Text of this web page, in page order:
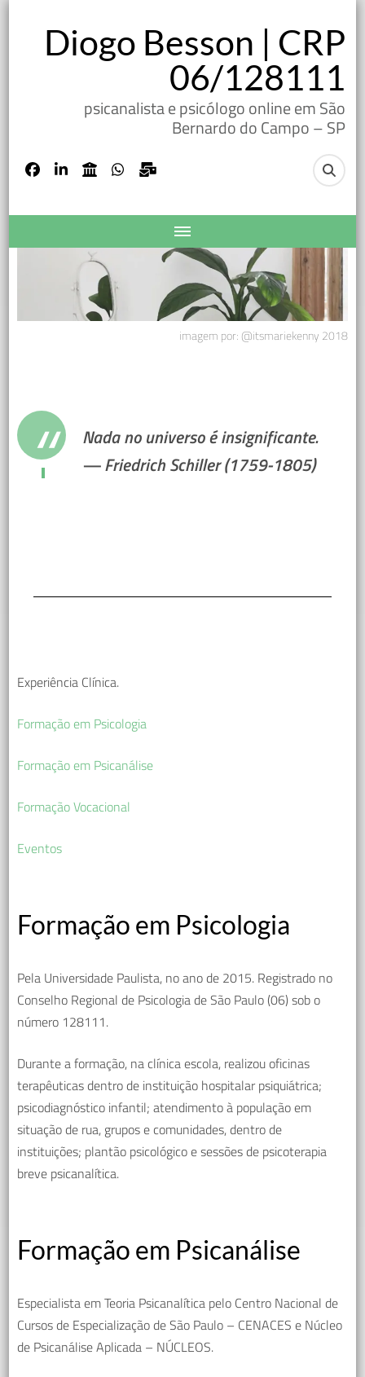
Diogo Besson | CRP
06/128111
psicanalista e psicólogo online em São
Bernardo do Campo – SP
imagem por: @itsmariekenny 2018
Nada no universo é insignificante.
— Friedrich Schiller (1759-1805)
Experiência Clínica.
Formação em Psicologia
Formação em Psicanálise
Formação Vocacional
Eventos
Formação em Psicologia
Pela Universidade Paulista, no ano de 2015. Registrado no
Conselho Regional de Psicologia de São Paulo (06) sob o
número 128111.
Durante a formação, na clínica escola, realizou oficinas
terapêuticas dentro de instituição hospitalar psiquiátrica;
psicodiagnóstico infantil; atendimento à população em
situação de rua, grupos e comunidades, dentro de
instituições; plantão psicológico e sessões de psicoterapia
breve psicanalítica.
Formação em Psicanálise
Especialista em Teoria Psicanalítica pelo Centro Nacional de
Cursos de Especialização de São Paulo – CENACES e Núcleo
de Psicanálise Aplicada – NÚCLEOS.